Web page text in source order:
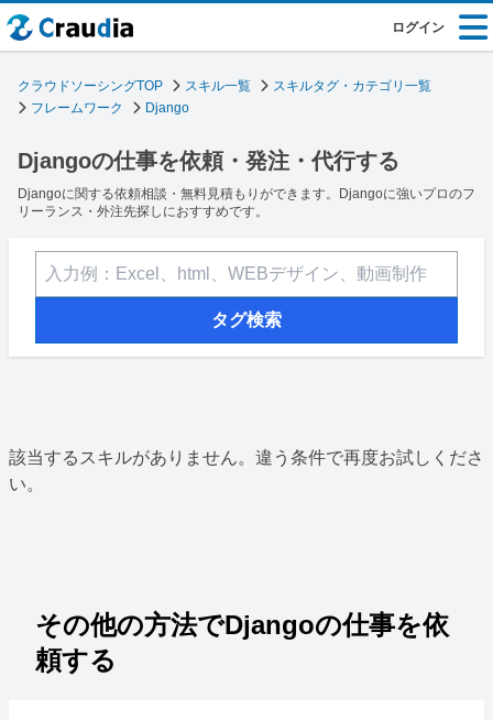
ログイン
クラウドソーシングTOP スキル一覧
スキルタグ・カテゴリ一覧
フレームワーク
Django
Djangoの仕事を依頼・発注・代行する
Djangoに関する依頼相談・無料見積もりができます。Djangoに強いプロのフ
リーランス・外注先探しにおすすめです。
タグ検索
該当するスキルがありません。違う条件で再度お試しくださ
い。
その他の方法でDjangoの仕事を依
頼する